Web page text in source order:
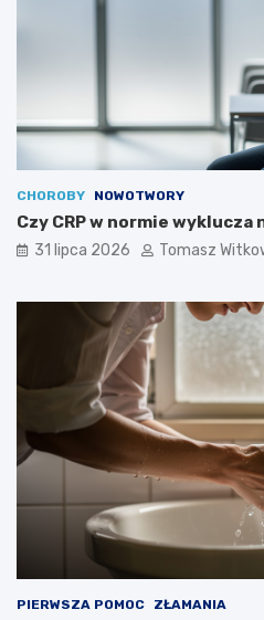
CHOROBY NOWOTWORY
Czy CRP w normie
31 lipca 2026 Tomasz
PIERWSZA POMOC ZŁAMANIA